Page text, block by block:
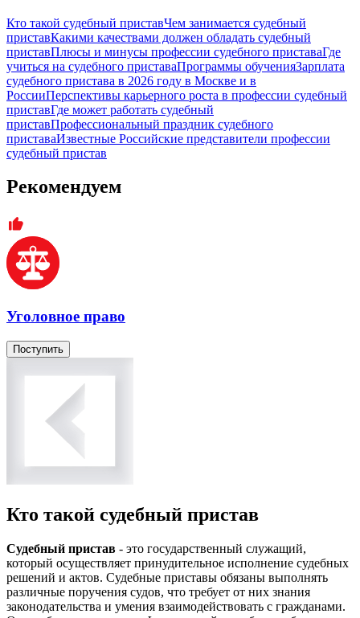
Кто такой судебный приставЧем занимается судебный
приставКакими качествами должен обладать судебный
приставПлюсы и минусы профессии судебного приставаГде
учиться на судебного приставаПрограммы обученияЗарплата
судебного пристава в 2026 году в Москве и в
РоссииПерспективы карьерного роста в профессии судебный
приставГде может работать судебный
приставПрофессиональный праздник судебного
приставаИзвестные Российские представители профессии
судебный пристав
Рекомендуем
Уголовное право
Поступить
Кто такой судебный пристав
Судебный пристав - это государственный служащий,
который осуществляет принудительное исполнение судебных
решений и актов. Судебные приставы обязаны выполнять
различные поручения судов, что требует от них знания
законодательства и умения взаимодействовать с гражданами.